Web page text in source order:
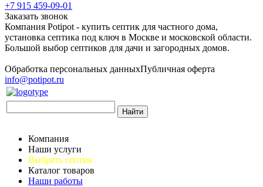
+7 915 459-09-01
Заказать звонок
Компания Potipot - купить септик для частного дома,
установка септика под ключ в Москве и московской области.
Большой выбор септиков для дачи и загородных домов.
Обработка персональных данныхПубличная оферта
info@potipot.ru
Найти
Компания
Наши услуги
Выбрать септик
Каталог товаров
Наши работы